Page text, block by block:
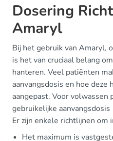
Dosering
Amaryl
Bij het gebruik van Amaryl,
is het van cruciaal belang
hanteren. Veel patiënten
aanvangsdosis en hoe deze
aangepast. Voor volwassen
gebruikelijke
Er zijn enkele richtlijnen om
Het maximum is